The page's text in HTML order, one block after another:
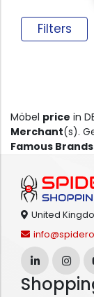
Filters
Möbel price in
Merchant(s).
Famous Brands
United